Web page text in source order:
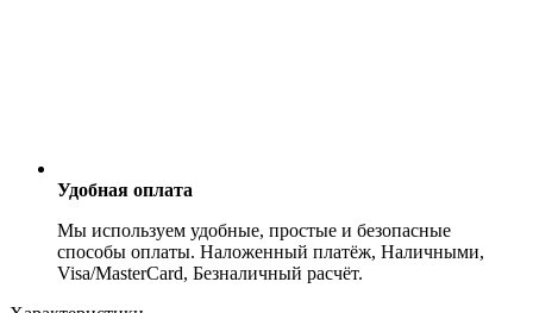
Удобная оплата
Мы используем удобные, простые и безопасные
способы оплаты. Наложенный платёж, Наличными,
Visa/MasterCard, Безналичный расчёт.